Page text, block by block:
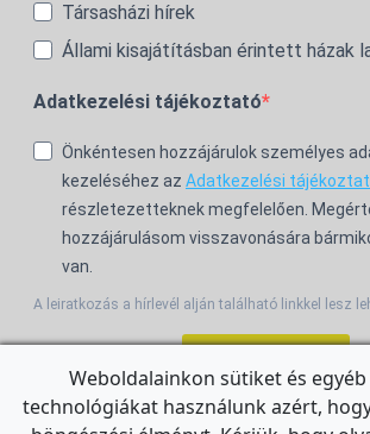
Társasházi hírek
Állami kisajátításban érintett házak
Adatkezelési tájékoztató
Önkéntesen hozzájárulok személyes
kezeléséhez az Adatkezelési
részletezetteknek megfelelően.
hozzájárulásom visszavonására
van.
A leiratkozás a hírlevél alján található linkkel lesz
For the English Newsletter, clickHERE.
Weboldalainkon sütiket és
technológiákat használunk azért,